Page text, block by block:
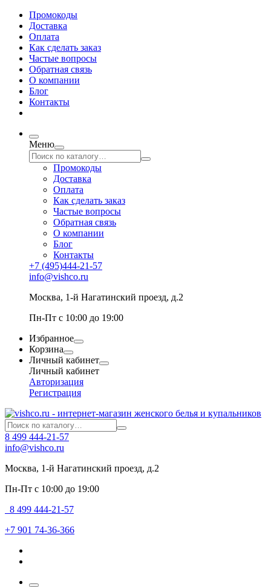
Промокоды
Доставка
Оплата
Как сделать заказ
Частые вопросы
Обратная связь
О компании
Блог
Контакты
Меню
Промокоды
Доставка
Оплата
Как сделать заказ
Частые вопросы
Обратная связь
О компании
Блог
Контакты
+7 (495)444-21-57
info@vishco.ru
Москва, 1-й Нагатинский проезд, д.2
Пн-Пт с 10:00 до 19:00
Избранное
Корзина
Личный кабинет
Личный кабинет
Авторизация
Регистрация
8 499 444-21-57
info@vishco.ru
Москва, 1-й Нагатинский проезд, д.2
Пн-Пт с 10:00 до 19:00
8 499 444-21-57
+7 901 74-36-366